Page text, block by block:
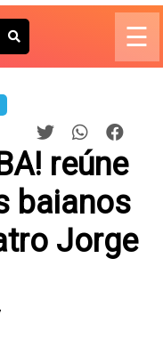
☰
reúne
baianos
Jorge